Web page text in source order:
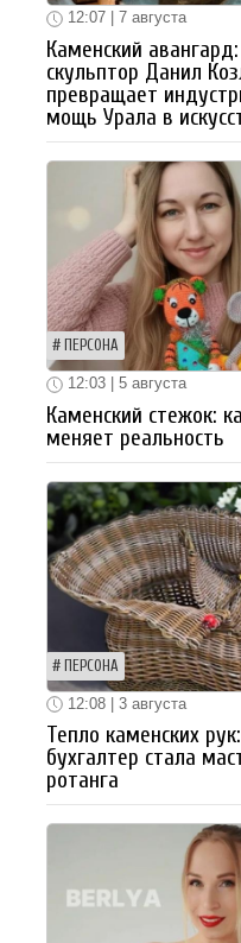
12:07 | 7 августа
Каменский
скульптор Данил
превращает
мощь Урала в
ПЕРСОНА
12:03 | 5 августа
Каменский стежок:
меняет реальность
ПЕРСОНА
12:08 | 3 августа
Тепло каменских
бухгалтер стала
ротанга